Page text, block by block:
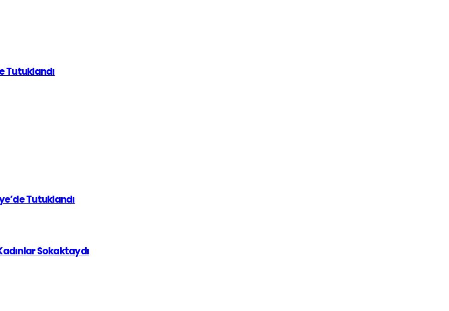
Tutuklandı
Tutuklandı
Sokaktaydı